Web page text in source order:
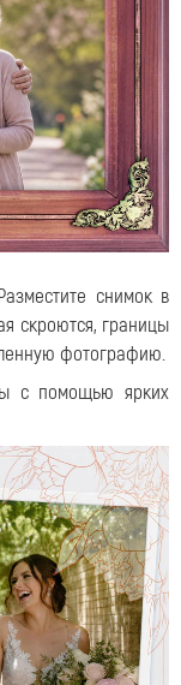
снимок в
скроются, границы
фотографию.
с помощью ярких